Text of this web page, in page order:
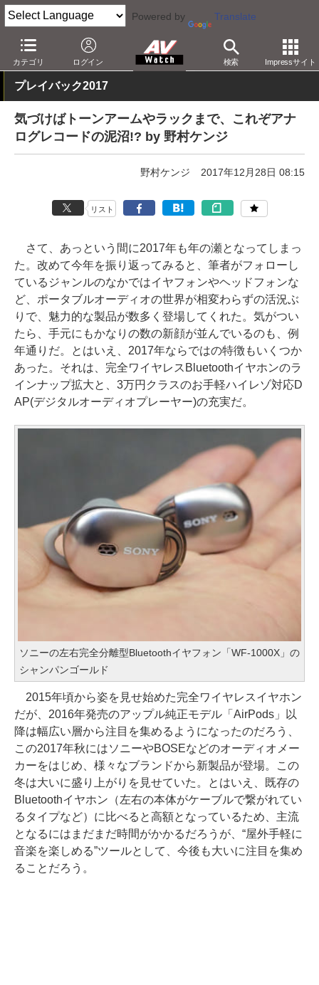
Powered by Translate
カテゴリ ログイン 検索 Impressサイト
AV Watch 製品 レコードプレーヤー
プレイバック2017
気づけばトーンアームやラックまで、これぞアナ
ログレコードの泥沼!? by 野村ケンジ
野村ケンジ 2017年12月28日 08:15
リスト
さて、あっという間に2017年も年の瀬となってしまっ
た。改めて今年を振り返ってみると、筆者がフォローし
ているジャンルのなかではイヤフォンやヘッドフォンな
ど、ポータブルオーディオの世界が相変わらずの活況ぶ
りで、魅力的な製品が数多く登場してくれた。気がつい
たら、手元にもかなりの数の新顔が並んでいるのも、例
年通りだ。とはいえ、2017年ならではの特徴もいくつか
あった。それは、完全ワイヤレスBluetoothイヤホンのラ
インナップ拡大と、3万円クラスのお手軽ハイレゾ対応D
AP(デジタルオーディオプレーヤー)の充実だ。
ソニーの左右完全分離型Bluetoothイヤフォン「WF-1000X」の
シャンパンゴールド
2015年頃から姿を見せ始めた完全ワイヤレスイヤホン
だが、2016年発売のアップル純正モデル「AirPods」以
降は幅広い層から注目を集めるようになったのだろう、
この2017年秋にはソニーやBOSEなどのオーディオメー
カーをはじめ、様々なブランドから新製品が登場。この
冬は大いに盛り上がりを見せていた。とはいえ、既存の
Bluetoothイヤホン（左右の本体がケーブルで繋がれてい
るタイプなど）に比べると高額となっているため、主流
となるにはまだまだ時間がかかるだろうが、“屋外手軽に
音楽を楽しめる”ツールとして、今後も大いに注目を集め
ることだろう。